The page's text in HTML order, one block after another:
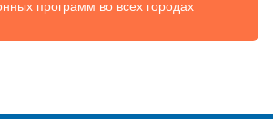
программ во всех городах